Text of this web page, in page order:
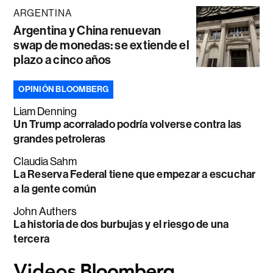
ARGENTINA
Argentina y China renuevan
swap de monedas: se extiende el
plazo a cinco años
OPINIÓN BLOOMBERG
Liam Denning
Un Trump acorralado podría volverse contra las
grandes petroleras
Claudia Sahm
La Reserva Federal tiene que empezar a escuchar
a la gente común
John Authers
La historia de dos burbujas y el riesgo de una
tercera